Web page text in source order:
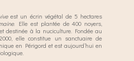
est un écrin végétal de 5 hectares
. Elle est plantée de 400 noyers,
destinée à la nuciculture. Fondée au
elle constitue un sanctuaire de
en Périgord et est aujourd’hui en